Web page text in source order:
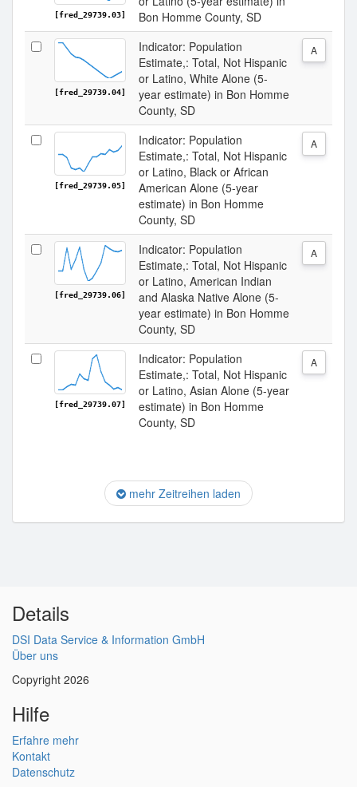
[fred_29739.03]
Bon Homme County, SD
[fred_29739.04]
Indicator: Population
Estimate,: Total, Not Hispanic
or Latino, White Alone (5-
year estimate) in Bon Homme
County, SD
A
[fred_29739.05]
Indicator: Population
Estimate,: Total, Not Hispanic
or Latino, Black or African
American Alone (5-year
estimate) in Bon Homme
County, SD
A
[fred_29739.06]
Indicator: Population
Estimate,: Total, Not Hispanic
or Latino, American Indian
and Alaska Native Alone (5-
year estimate) in Bon Homme
County, SD
A
[fred_29739.07]
Indicator: Population
Estimate,: Total, Not Hispanic
or Latino, Asian Alone (5-year
estimate) in Bon Homme
County, SD
A
mehr Zeitreihen laden
Details
DSI Data Service & Information GmbH
Über uns
Copyright 2026
Hilfe
Erfahre mehr
Kontakt
Datenschutz